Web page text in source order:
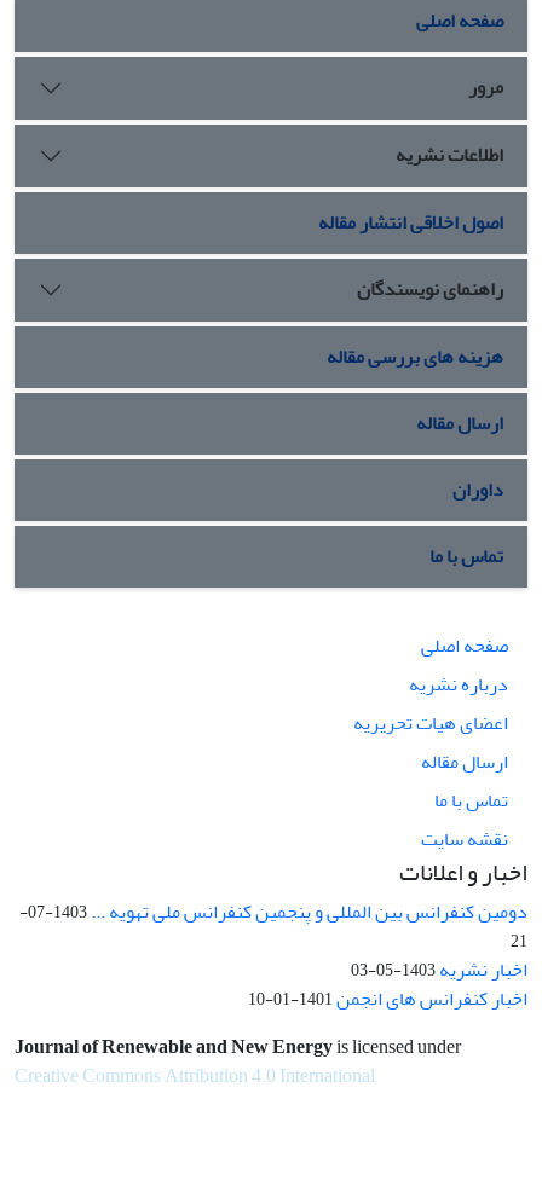
صفحه اصلی
مرور
اطلاعات نشریه
اصول اخلاقی انتشار مقاله
راهنمای نویسندگان
هزینه های بررسی مقاله
ارسال مقاله
داوران
تماس با ما
صفحه اصلی
درباره نشریه
اعضای هیات تحریریه
ارسال مقاله
تماس با ما
نقشه سایت
اخبار و اعلانات
دومین کنفرانس بین المللی و پنجمین کنفرانس ملی تهویه ...
1403-07-
21
اخبار نشریه1403-05-03
اخبار کنفرانس های انجمن1401-01-10
Journal of Renewable and New Energyis licensed under
Creative Commons Attribution 4.0 International